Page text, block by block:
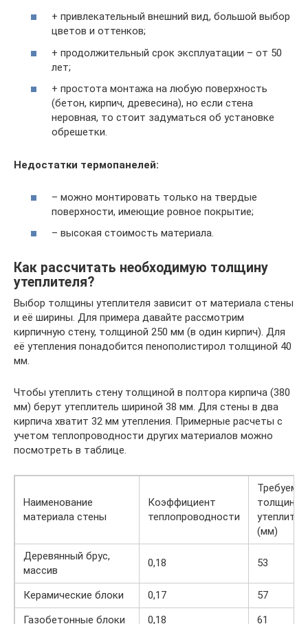
+ привлекательный внешний вид, большой выбор
цветов и оттенков;
+ продолжительный срок эксплуатации – от 50
лет;
+ простота монтажа на любую поверхность
(бетон, кирпич, древесина), но если стена
неровная, то стоит задуматься об установке
обрешетки.
Недостатки термопанелей:
– можно монтировать только на твердые
поверхности, имеющие ровное покрытие;
– высокая стоимость материала.
Как рассчитать необходимую толщину
утеплителя?
Выбор толщины утеплителя зависит от материала стены
и её ширины. Для примера давайте рассмотрим
кирпичную стену, толщиной 250 мм (в один кирпич). Для
её утепления понадобится пенополистирол толщиной 40
мм.
Чтобы утеплить стену толщиной в полтора кирпича (380
мм) берут утеплитель шириной 38 мм. Для стены в два
кирпича хватит 32 мм утепления. Примерные расчеты с
учетом теплопроводности других материалов можно
посмотреть в таблице.
Наименование
материала стены
Коэффициент
теплопроводности
Требуемая
толщина
(мм)
Деревянный брус,
массив
0,18 53
Керамические блоки 0,17
57
Газобетонные блоки
0,18 61